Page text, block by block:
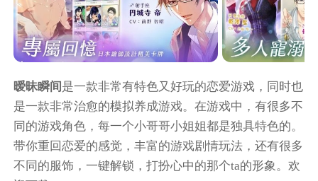
暧昧瞬间是一款非常有特色又好玩的恋爱游戏，同时也
是一款非常治愈的模拟养成游戏。在游戏中，有很多不
同的游戏角色，每一个小哥哥小姐姐都是独具特色的。
带你重回恋爱的感觉，丰富的游戏剧情玩法，还有很多
不同的服饰，一键解锁，打扮心中的那个ta的形象。欢